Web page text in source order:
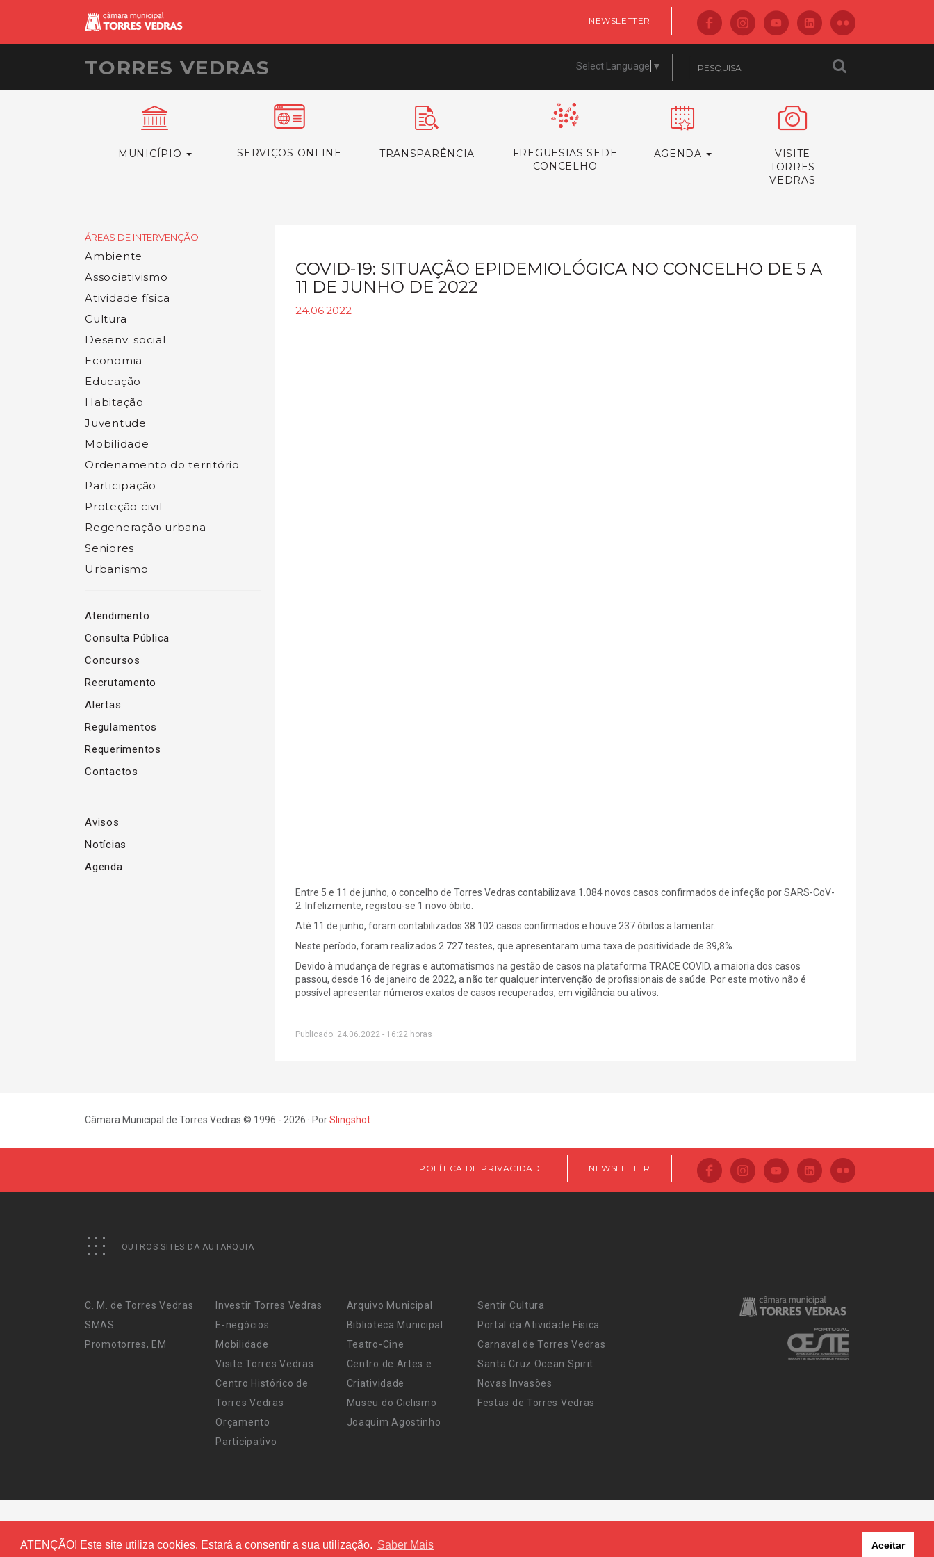
ATENÇÃO! Este site utiliza cookies. Estará a consentir a sua utilização. Saber Mais Aceitar
NEWSLETTER
TORRES VEDRAS Select Language ▼
MUNICÍPIO SERVIÇOS ONLINE TRANSPARÊNCIA
FREGUESIAS SEDE
CONCELHO
AGENDA
VISITE
TORRES
VEDRAS
ÁREAS DE INTERVENÇÃO
Ambiente
Associativismo
Atividade física
Cultura
Desenv. social
Economia
Educação
Habitação
Juventude
Mobilidade
Ordenamento do território
Participação
Proteção civil
Regeneração urbana
Seniores
Urbanismo
Atendimento
Consulta Pública
Concursos
Recrutamento
Alertas
Regulamentos
Requerimentos
Contactos
Avisos
Notícias
Agenda
COVID-19: SITUAÇÃO EPIDEMIOLÓGICA NO CONCELHO DE 5 A
11 DE JUNHO DE 2022
24.06.2022
Entre 5 e 11 de junho, o concelho de Torres Vedras contabilizava 1.084 novos casos confirmados de infeção por SARS-CoV-
2. Infelizmente, registou-se 1 novo óbito.
Até 11 de junho, foram contabilizados 38.102 casos confirmados e houve 237 óbitos a lamentar.
Neste período, foram realizados 2.727 testes, que apresentaram uma taxa de positividade de 39,8%.
Devido à mudança de regras e automatismos na gestão de casos na plataforma TRACE COVID, a maioria dos casos
passou, desde 16 de janeiro de 2022, a não ter qualquer intervenção de profissionais de saúde. Por este motivo não é
possível apresentar números exatos de casos recuperados, em vigilância ou ativos.
Publicado: 24.06.2022 - 16:22 horas
Câmara Municipal de Torres Vedras © 1996 - 2026 · PorSlingshot
POLÍTICA DE PRIVACIDADE NEWSLETTER
OUTROS SITES DA AUTARQUIA
C. M. de Torres Vedras
SMAS
Promotorres, EM
Investir Torres Vedras
E-negócios
Mobilidade
Visite Torres Vedras
Centro Histórico de
Torres Vedras
Orçamento
Participativo
Arquivo Municipal
Biblioteca Municipal
Teatro-Cine
Centro de Artes e
Criatividade
Museu do Ciclismo
Joaquim Agostinho
Sentir Cultura
Portal da Atividade Física
Carnaval de Torres Vedras
Santa Cruz Ocean Spirit
Novas Invasões
Festas de Torres Vedras